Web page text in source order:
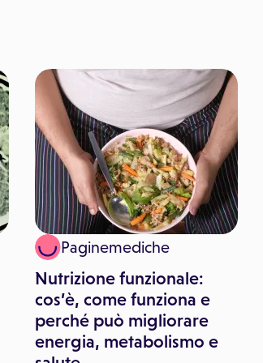
Paginemediche
Nutrizione funzionale:
cos’è, come funziona e
perché può migliorare
energia, metabolismo e